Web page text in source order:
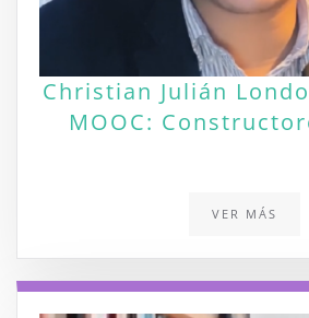
Christian Julián
MOOC:
VER MÁS